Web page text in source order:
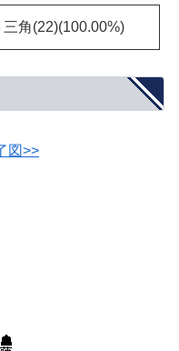
角(22)(100.00%)
図>>